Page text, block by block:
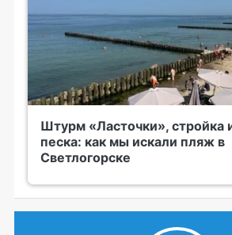
Штурм «Ласточки», стройка
песка: как мы искали пляж в
Светлогорске